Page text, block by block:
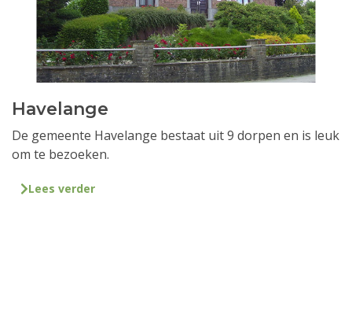
Havelange
De gemeente Havelange bestaat uit 9 dorpen en is leuk
om te bezoeken.
Lees verder